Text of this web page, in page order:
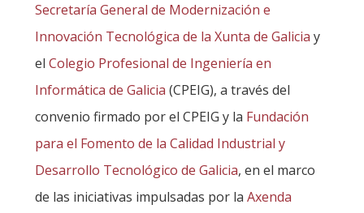
Secretaría General de Modernización e
Innovación Tecnológica de la Xunta de Galicia y
el Colegio Profesional de Ingeniería en
Informática de Galicia (CPEIG), a través del
convenio firmado por el CPEIG y la Fundación
para el Fomento de la Calidad Industrial y
Desarrollo Tecnológico de Galicia, en el marco
de las iniciativas impulsadas por la Axenda